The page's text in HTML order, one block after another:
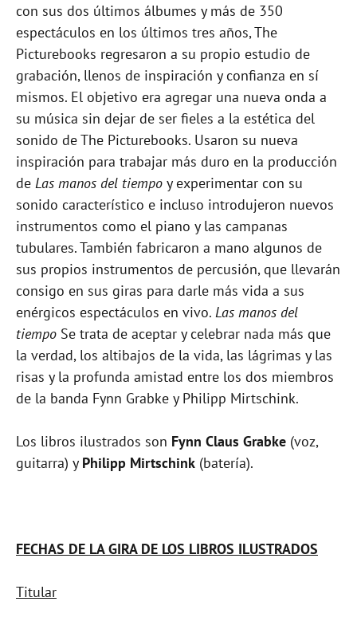
con sus dos últimos álbumes y más de 350
espectáculos en los últimos tres años, The
Picturebooks regresaron a su propio estudio de
grabación, llenos de inspiración y confianza en sí
mismos. El objetivo era agregar una nueva onda a
su música sin dejar de ser fieles a la estética del
sonido de The Picturebooks. Usaron su nueva
inspiración para trabajar más duro en la producción
de Las manos del tiempo y experimentar con su
sonido característico e incluso introdujeron nuevos
instrumentos como el piano y las campanas
tubulares. También fabricaron a mano algunos de
sus propios instrumentos de percusión, que llevarán
consigo en sus giras para darle más vida a sus
enérgicos espectáculos en vivo. Las manos del
tiempo Se trata de aceptar y celebrar nada más que
la verdad, los altibajos de la vida, las lágrimas y las
risas y la profunda amistad entre los dos miembros
de la banda Fynn Grabke y Philipp Mirtschink.
Los libros ilustrados son Fynn Claus Grabke (voz,
guitarra) y Philipp Mirtschink (batería).
FECHAS DE LA GIRA DE LOS LIBROS ILUSTRADOS
Titular